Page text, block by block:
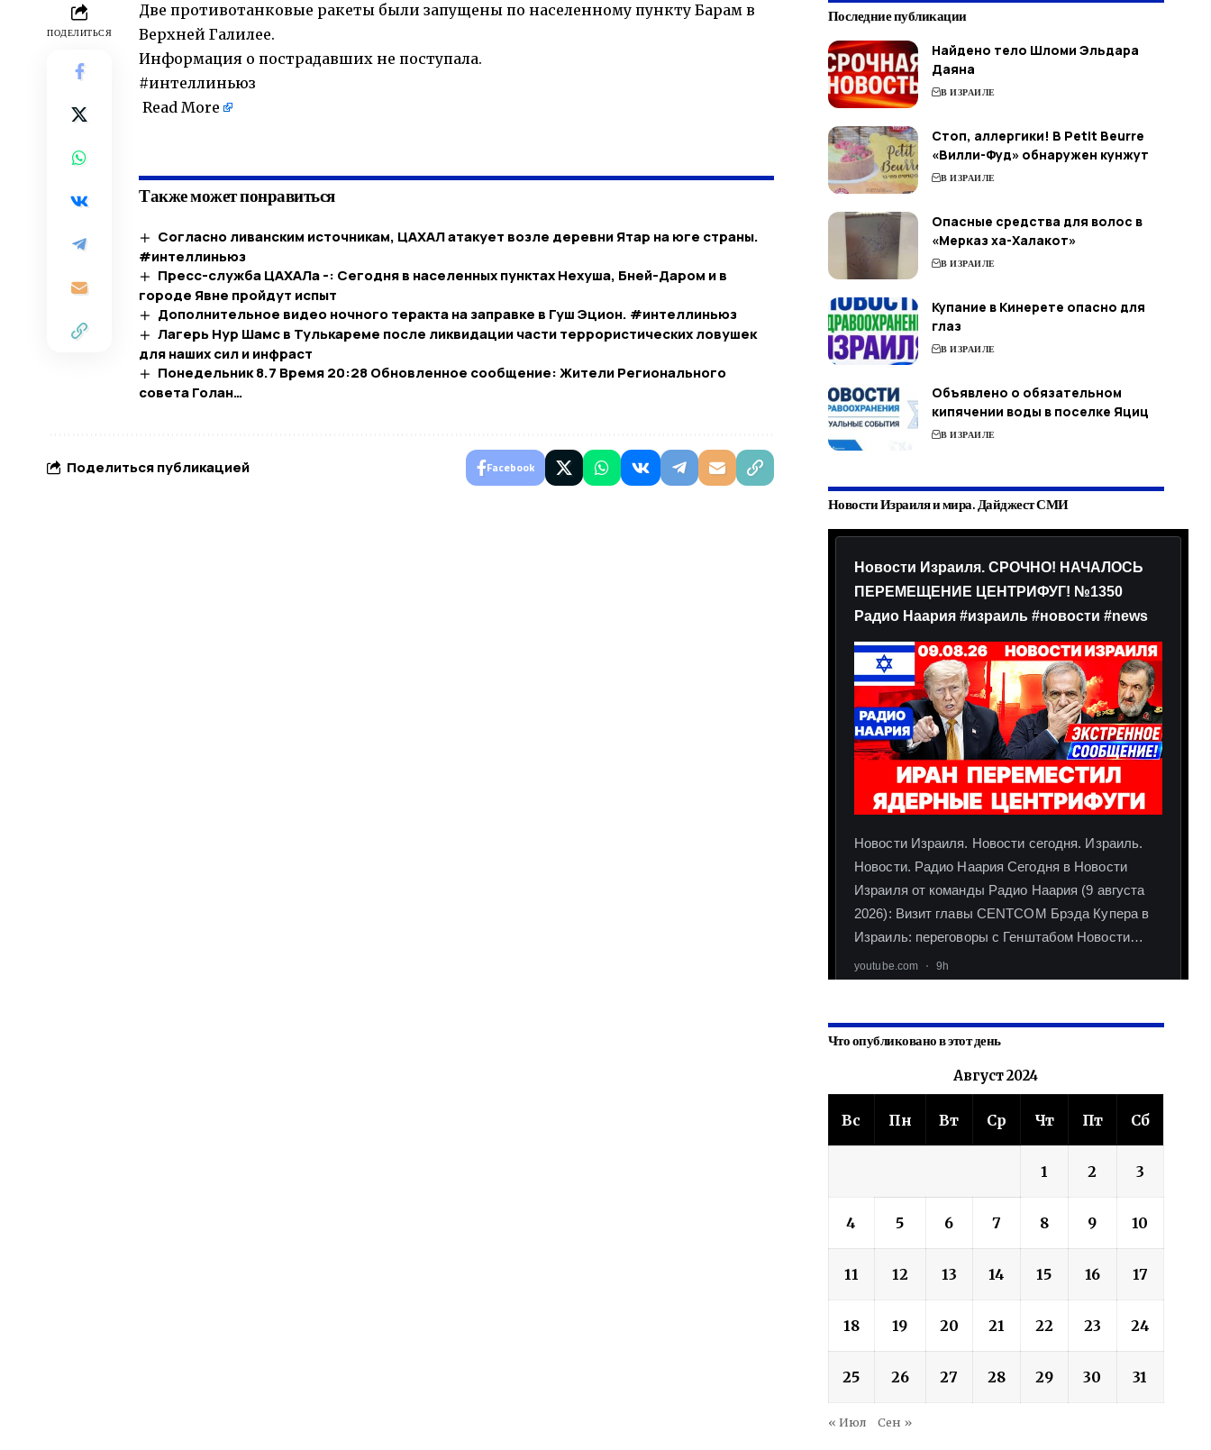
ПОДЕЛИТЬСЯ
Две противотанковые ракеты были запущены по населенному пункту Барам в
Верхней Галилее.
Информация о пострадавших не поступала.
#интеллиньюз
Read More
Также может понравиться
Согласно ливанским источникам, ЦАХАЛ атакует возле деревни Ятар на юге страны.
#интеллиньюз
Пресс-служба ЦАХАЛа -: Сегодня в населенных пунктах Нехуша, Бней-Даром и в
городе Явне пройдут испыт
Дополнительное видео ночного теракта на заправке в Гуш Эцион. #интеллиньюз
Лагерь Нур Шамс в Тулькареме после ликвидации части террористических ловушек
для наших сил и инфраст
Понедельник 8.7 Время 20:28 Обновленное сообщение: Жители Регионального
совета Голан…​
Поделиться публикацией Facebook
Последние публикации
Найдено тело Шломи Эльдара
Даяна
В ИЗРАИЛЕ
Стоп, аллергики! В Petit Beurre
«Вилли-Фуд» обнаружен кунжут
В ИЗРАИЛЕ
Опасные средства для волос в
«Мерказ ха-Халакот»
В ИЗРАИЛЕ
Купание в Кинерете опасно для
глаз
В ИЗРАИЛЕ
Объявлено о обязательном
кипячении воды в поселке Яциц
В ИЗРАИЛЕ
Новости Израиля и мира. Дайджест СМИ
Что опубликовано в этот день
Август 2024
Вс Пн Вт Ср Чт Пт Сб
1 2 3
4 5 6 7 8 9 10
11 12 13 14 15 16 17
18 19 20 21 22 23 24
25 26 27 28 29 30 31
« Июл Сен »